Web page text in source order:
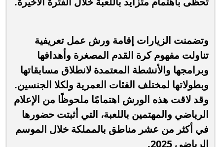
وتضمنت الزيارات إقامة ورش عمل تعريفية
تناولت مفهوم كرة القدم المصغرة وأهدافها
وبرامجها والأنشطة المعتمدة لانطلاق مسابقاتها
وبطولاتها لمختلف الفئات العمرية ولكلا الجنسين.
وقد لاقت هذه الورش اهتمامًا ملحوظًا من الإعلام
الرياضي والمهتمين باللعبة، التي أثبتت حضورها
في أكثر من عشر مناطق بالمملكة خلال الموسم
الرياضي 2025.